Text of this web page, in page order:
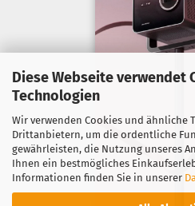
Diese Webseite verwendet
Technologien
Wir verwenden Cookies und ähnliche
Drittanbietern, um die ordentliche
gewährleisten, die Nutzung unseres
Ihnen ein bestmögliches
Informationen finden Sie in unserer